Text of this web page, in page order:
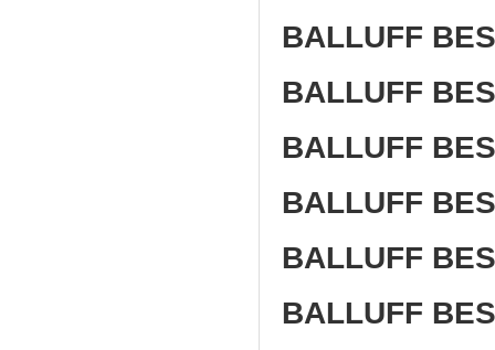
BALLUFF
BALLUFF
BALLUFF
BALLUFF
BALLUFF
BALLUFF